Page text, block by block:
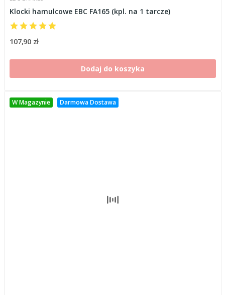
Klocki hamulcowe EBC FA165 (kpl. na 1 tarcze)
107,90 zł
Dodaj do koszyka
W Magazynie Darmowa Dostawa